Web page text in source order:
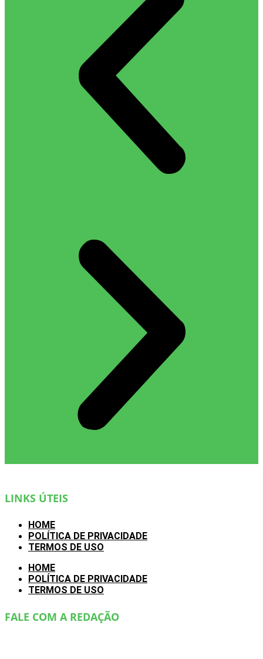
LINKS ÚTEIS
HOME
POLÍTICA DE PRIVACIDADE
TERMOS DE USO
HOME
POLÍTICA DE PRIVACIDADE
TERMOS DE USO
FALE COM A REDAÇÃO